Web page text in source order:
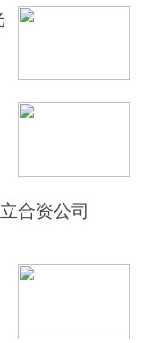
合资公司